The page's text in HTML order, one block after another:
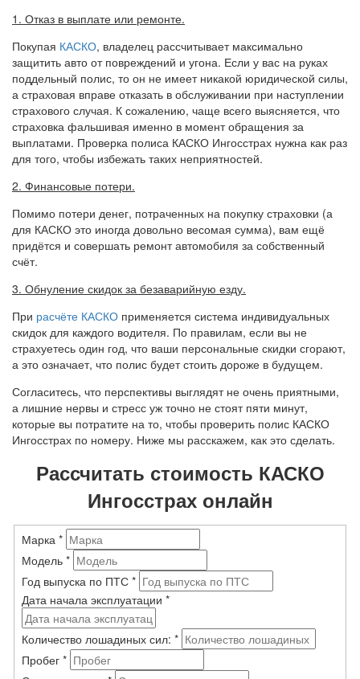
1. Отказ в выплате или ремонте.
Покупая КАСКО, владелец рассчитывает максимально
защитить авто от повреждений и угона. Если у вас на руках
поддельный полис, то он не имеет никакой юридической силы,
а страховая вправе отказать в обслуживании при наступлении
страхового случая. К сожалению, чаще всего выясняется, что
страховка фальшивая именно в момент обращения за
выплатами. Проверка полиса КАСКО Ингосстрах нужна как раз
для того, чтобы избежать таких неприятностей.
2. Финансовые потери.
Помимо потери денег, потраченных на покупку страховки (а
для КАСКО это иногда довольно весомая сумма), вам ещё
придётся и совершать ремонт автомобиля за собственный
счёт.
3. Обнуление скидок за безаварийную езду.
При расчёте КАСКО применяется система индивидуальных
скидок для каждого водителя. По правилам, если вы не
страхуетесь один год, что ваши персональные скидки сгорают,
а это означает, что полис будет стоить дороже в будущем.
Согласитесь, что перспективы выглядят не очень приятными,
а лишние нервы и стресс уж точно не стоят пяти минут,
которые вы потратите на то, чтобы проверить полис КАСКО
Ингосстрах по номеру. Ниже мы расскажем, как это сделать.
Рассчитать стоимость КАСКО
Ингосстрах онлайн
Марка *
Модель *
Год выпуска по ПТС *
Дата начала эксплуатации *
Количество лошадиных сил: *
Пробег *